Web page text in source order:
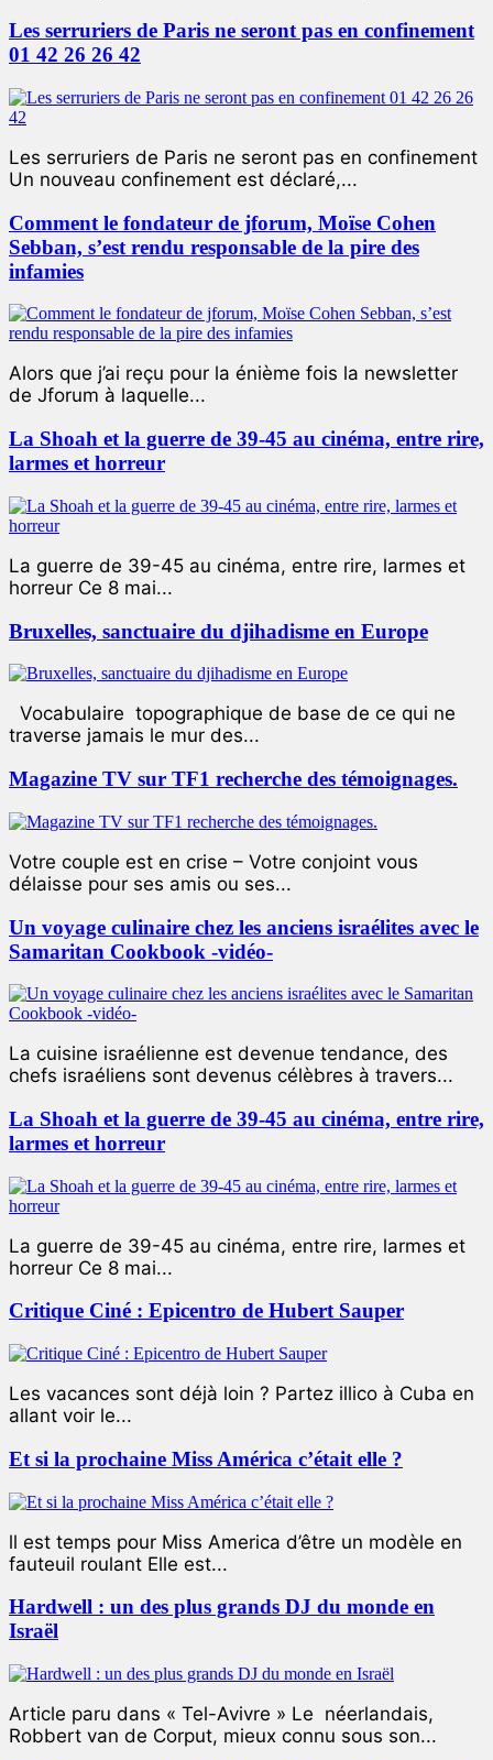
Les serruriers de Paris ne seront pas en confinement
01 42 26 26 42
Les serruriers de Paris ne seront pas en confinement
Un nouveau confinement est déclaré,...
Comment le fondateur de jforum, Moïse Cohen
Sebban, s’est rendu responsable de la pire des
infamies
Alors que j’ai reçu pour la énième fois la newsletter
de Jforum à laquelle...
La Shoah et la guerre de 39-45 au cinéma, entre rire,
larmes et horreur
La guerre de 39-45 au cinéma, entre rire, larmes et
horreur Ce 8 mai...
Bruxelles, sanctuaire du djihadisme en Europe
Vocabulaire topographique de base de ce qui ne
traverse jamais le mur des...
Magazine TV sur TF1 recherche des témoignages.
Votre couple est en crise – Votre conjoint vous
délaisse pour ses amis ou ses...
Un voyage culinaire chez les anciens israélites avec le
Samaritan Cookbook -vidéo-
La cuisine israélienne est devenue tendance, des
chefs israéliens sont devenus célèbres à travers...
La Shoah et la guerre de 39-45 au cinéma, entre rire,
larmes et horreur
La guerre de 39-45 au cinéma, entre rire, larmes et
horreur Ce 8 mai...
Critique Ciné : Epicentro de Hubert Sauper
Les vacances sont déjà loin ? Partez illico à Cuba en
allant voir le...
Et si la prochaine Miss América c’était elle ?
ll est temps pour Miss America d’être un modèle en
fauteuil roulant Elle est...
Hardwell : un des plus grands DJ du monde en
Israël
Article paru dans « Tel-Avivre » Le néerlandais,
Robbert van de Corput, mieux connu sous son...